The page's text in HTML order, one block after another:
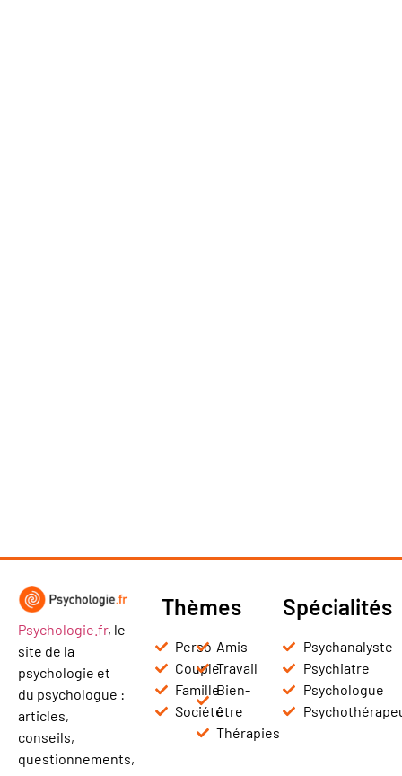
Psychologie.fr, le
site de la
psychologie et
du psychologue :
articles,
conseils,
questionnements,
Thèmes
Perso
Couple
Famille
Société
Amis
Travail
Bien-
être
Thérapies
Spécialités
Psychanalyste
Psychiatre
Psychologue